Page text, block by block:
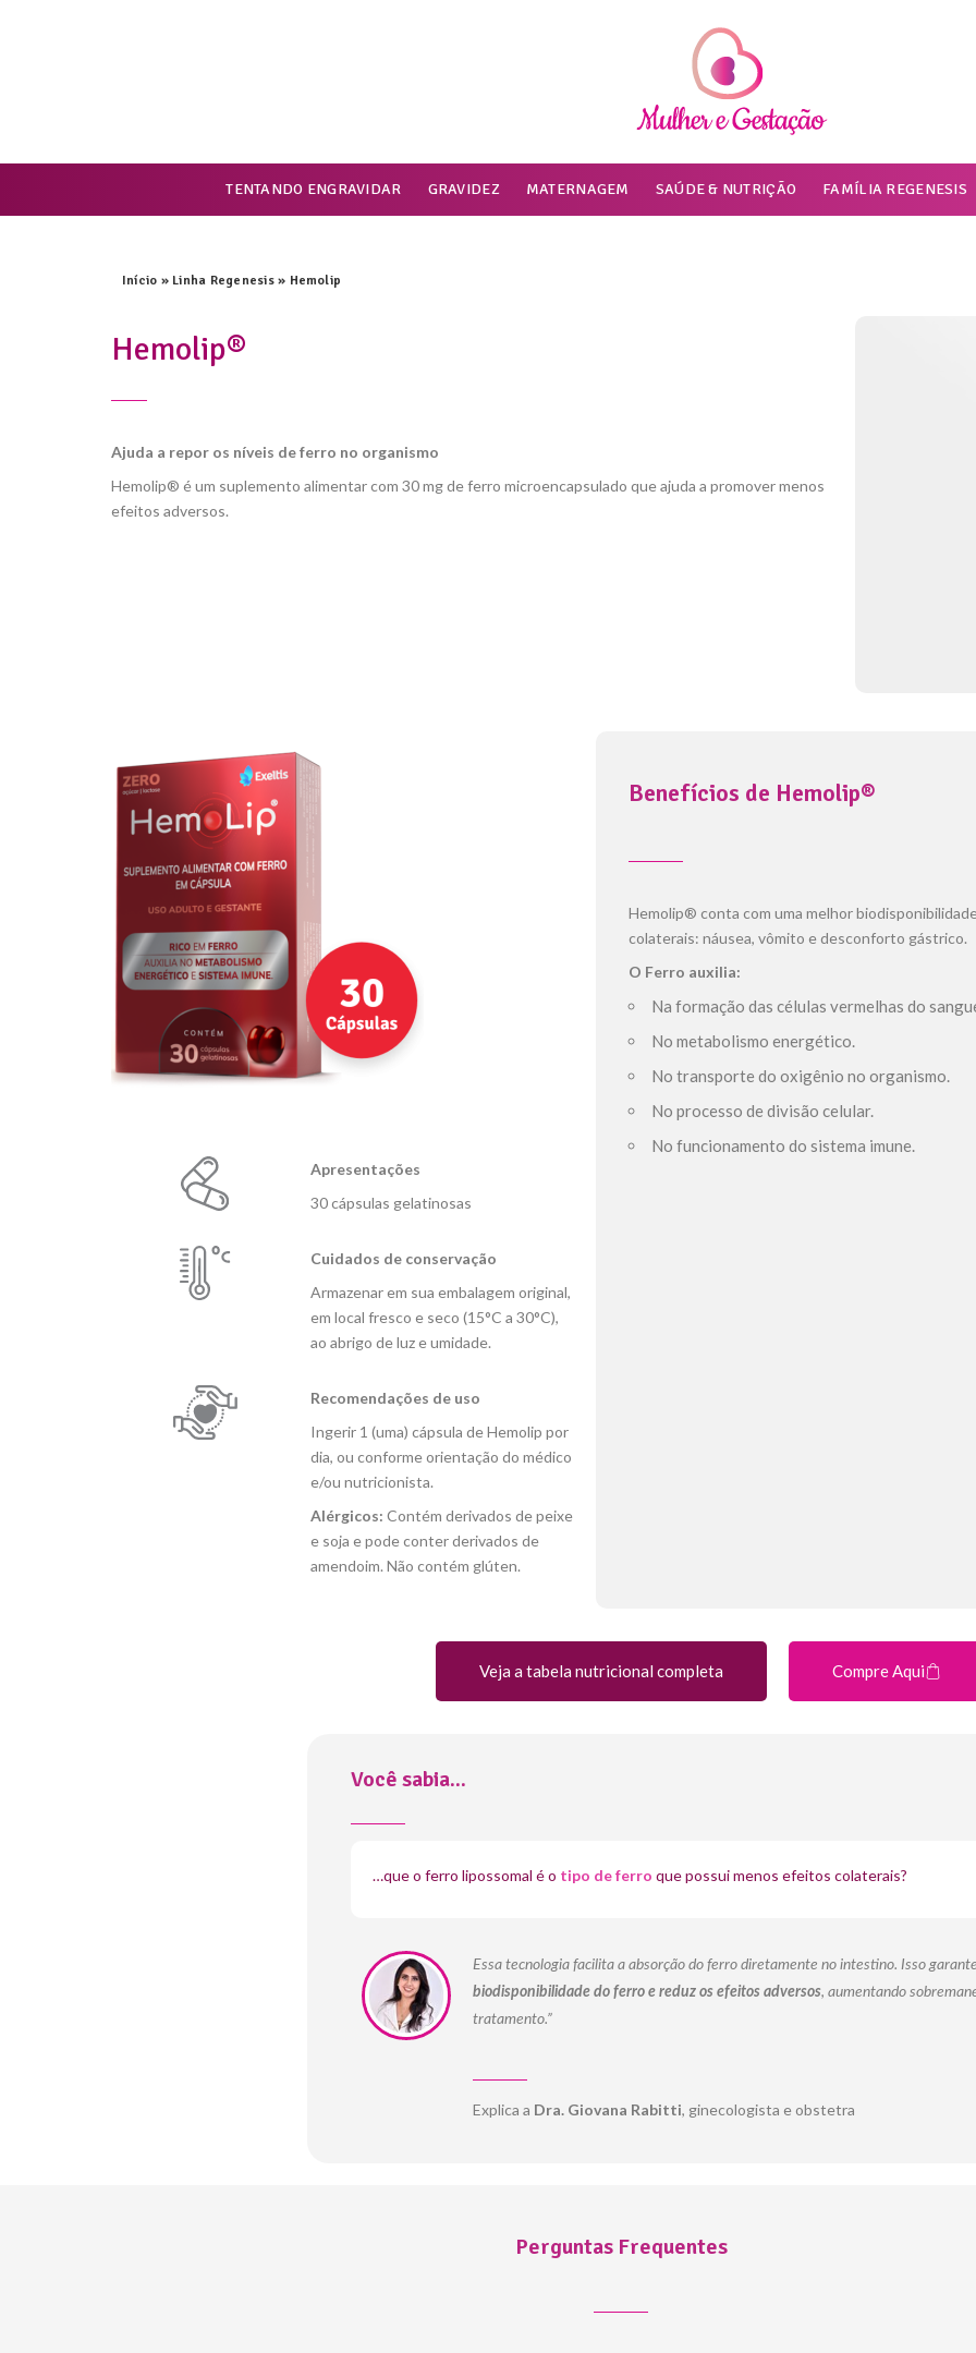
TENTANDO ENGRAVIDAR GRAVIDEZ MATERNAGEM SAÚDE & NUTRIÇÃO FAMÍLIA REGENESIS
Início » Linha Regenesis» Hemolip
Hemolip®
Ajuda a repor os níveis de ferro no organismo
Hemolip® é um suplemento alimentar com 30 mg de ferro microencapsulado que ajuda a promover menos
efeitos adversos.
Apresentações
30 cápsulas gelatinosas
Cuidados de conservação
Armazenar em sua embalagem original,
em local fresco e seco (15°C a 30°C),
ao abrigo de luz e umidade.
Recomendações de uso
Ingerir 1 (uma) cápsula de Hemolip por
dia, ou conforme orientação do médico
e/ou nutricionista.
Alérgicos: Contém derivados de peixe
e soja e pode conter derivados de
amendoim. Não contém glúten.
Benefícios de Hemolip®
Hemolip® conta com uma melhor
colaterais: náusea, vômito e desconforto gástrico.
O Ferro auxilia:
Na formação das células vermelhas do
No metabolismo energético.
No transporte do oxigênio no organismo.
No processo de divisão celular.
No funcionamento do sistema imune.
Veja a tabela nutricional completa Compre Aqui
Você sabia...
…que o ferro lipossomal é o tipo de ferro que possui menos efeitos colaterais?
Essa tecnologia facilita a absorção do ferro diretamente no intestino. Isso
biodisponibilidade do ferro e reduz os efeitos adversos, aumentando
tratamento.”
Explica a Dra. Giovana Rabitti, ginecologista e obstetra
Perguntas Frequentes